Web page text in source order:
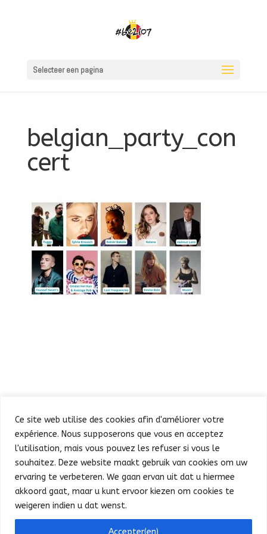
Ce site web utilise des cookies afin d'améliorer votre
expérience. Nous supposerons que vous en acceptez
l'utilisation, mais vous pouvez les refuser si vous le
souhaitez. Deze website maakt gebruik van cookies om uw
ervaring te verbeteren. We gaan ervan uit dat u hiermee
akkoord gaat, maar u kunt ervoor kiezen om cookies te
weigeren indien u dat wenst.
Accepter(en)
Selecteer een pagina
belgian_party_con
cert
Defilé
Feest in de Warande
Concert en vuurwerk
Français
Bonjour ! Puis-je vous aider ?